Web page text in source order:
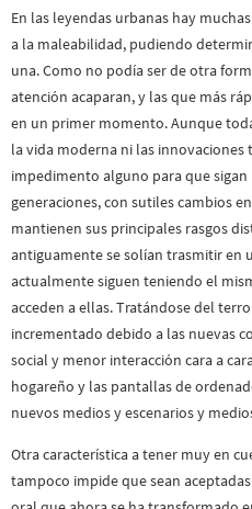
En las leyendas urbanas hay
a la maleabilidad, pudiendo
una. Como no podía ser de otra
atención acaparan, y las que más
en un primer momento. Aunque
la vida moderna ni las innovaciones
impedimento alguno para que
generaciones, con sutiles cambios
mantienen sus principales rasgos
antiguamente se solían trasmitir en
actualmente siguen teniendo el
acceden a ellas. Tratándose del
incrementado debido a las nuevas
social y menor interacción cara a
hogareño y las pantallas de
nuevos medios y escenarios y
Otra característica a tener muy en
tampoco impide que sean